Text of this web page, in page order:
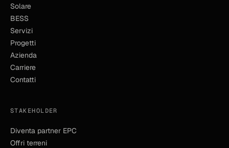
Solare
BESS
Servizi
Progetti
Azienda
Carriere
Contatti
STAKEHOLDER
Diventa partner EPC
Offri terreni